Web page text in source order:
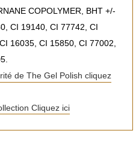
COPOLYMER, BHT +/-
CI 19140, CI 77742, CI
16035, CI 15850, CI 77002,
de The Gel Polish cliquez
Cliquez ici